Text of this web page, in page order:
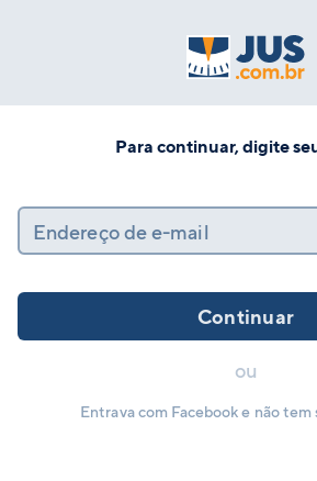
Para continuar, digite
Endereço de e-mail
Continuar
ou
Entrava com Facebook e não tem